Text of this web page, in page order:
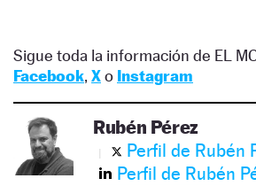
Sigue toda la información de EL
Facebook, Xo Instagram
Rubén Pérez
Perfil de Rubén
Perfil de Rubén